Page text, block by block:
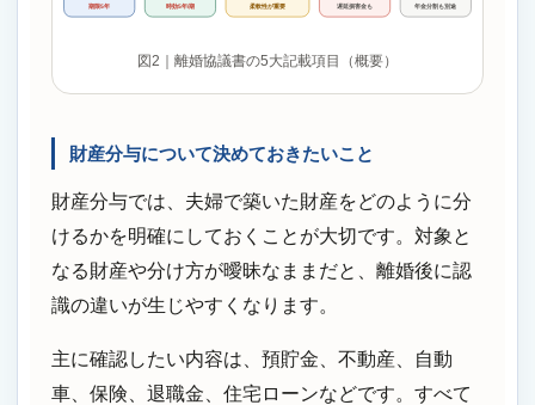
期限5年
時効5年/期
柔軟性が重要 遅延損害金も 年金分割も別途
図2｜離婚協議書の5大記載項目（概要）
財産分与について決めておきたいこと
財産分与では、夫婦で築いた財産をどのように分
けるかを明確にしておくことが大切です。対象と
なる財産や分け方が曖昧なままだと、離婚後に認
識の違いが生じやすくなります。
主に確認したい内容は、預貯金、不動産、自動
車、保険、退職金、住宅ローンなどです。すべて